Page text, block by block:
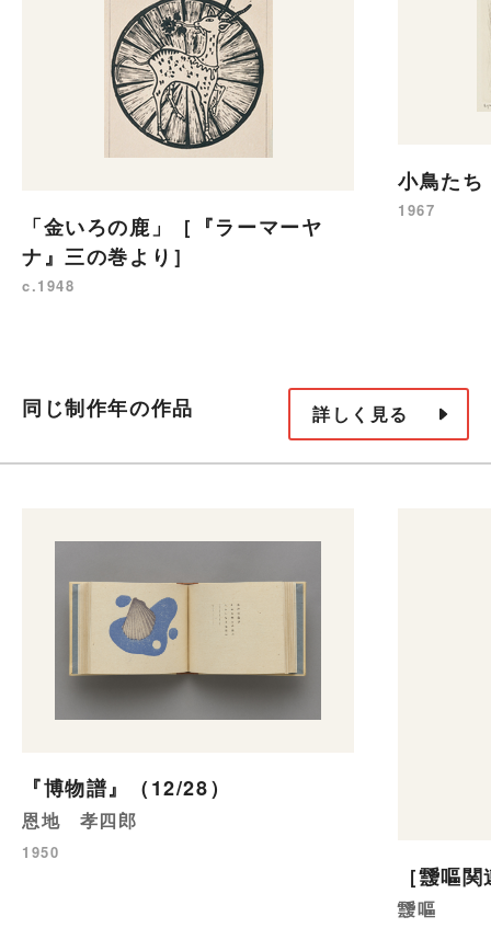
「金いろの鹿」［『ラーマーヤ
ナ』三の巻より］
c.1948
小鳥たち
1967
同じ制作年の作品 詳しく見る
『博物譜』（12/28）
恩地 孝四郎
1950
［靉嘔
靉嘔